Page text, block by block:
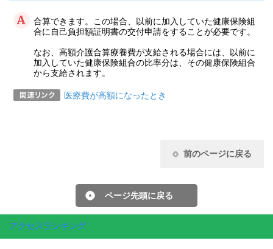
合算できます。この場合、以前に加入していた健康保険組
合に自己負担額証明書の交付申請をすることが必要です。
なお、高額介護合算療養費が支給される場合には、以前に
加入していた健康保険組合の比率分は、その健康保険組合
から支給されます。
医療費が高額になったとき
前のページに戻る
ページ先頭に戻る
アクセスランキング